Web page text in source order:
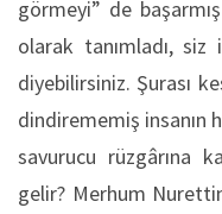
görmeyi” de
olarak tanımladı,
diyebilirsiniz. Şurası
dindirememiş insanın
savurucu rüzgârına
gelir? Merhum